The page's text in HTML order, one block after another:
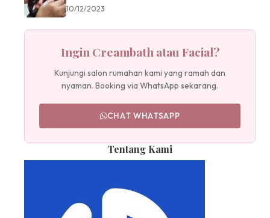
10/12/2023
Ingin Creambath atau Facial?
Kunjungi salon rumahan kami yang ramah dan
nyaman. Booking via WhatsApp sekarang.
CHAT WHATSAPP
Tentang Kami